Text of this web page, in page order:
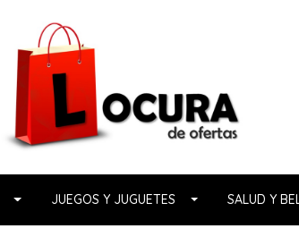
JUEGOS Y JUGUETES SALUD Y